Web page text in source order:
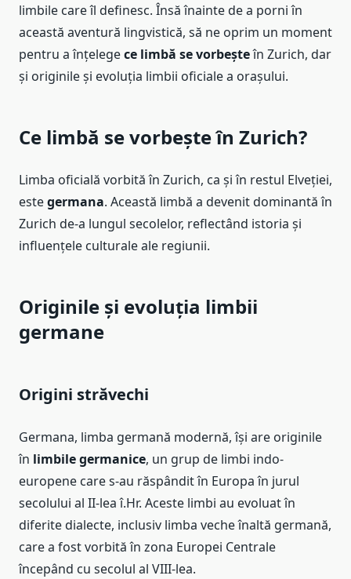
limbile care îl definesc. Însă înainte de a porni în
această aventură lingvistică, să ne oprim un moment
pentru a înțelegece limbă se vorbeșteîn Zurich, dar
și originile și evoluția limbii oficiale a orașului.
Ce limbă se vorbește în Zurich?
Limba oficială vorbită în Zurich, ca și în restul Elveției,
estegermana. Această limbă a devenit dominantă în
Zurich de-a lungul secolelor, reflectând istoria și
influențele culturale ale regiunii.
Originile și evoluția limbii
germane
Origini străvechi
Germana, limba germană modernă, își are originile
în limbile germanice, un grup de limbi indo-
europene care s-au răspândit în Europa în jurul
secolului al II-lea î.Hr. Aceste limbi au evoluat în
diferite dialecte, inclusiv limba veche înaltă germană,
care a fost vorbită în zona Europei Centrale
începând cu secolul al VIII-lea.